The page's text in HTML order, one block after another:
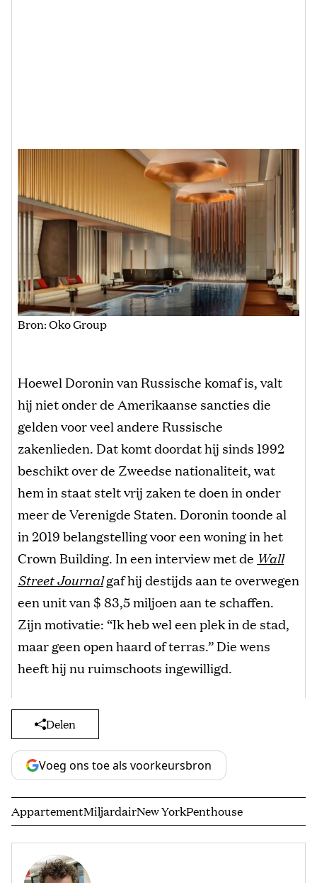
Bron: Oko Group
Hoewel Doronin van Russische komaf is, valt
hij niet onder de Amerikaanse sancties die
gelden voor veel andere Russische
zakenlieden. Dat komt doordat hij sinds 1992
beschikt over de Zweedse nationaliteit, wat
hem in staat stelt vrij zaken te doen in onder
meer de Verenigde Staten. Doronin toonde al
in 2019 belangstelling voor een woning in het
Crown Building. In een interview met de Wall
Street Journalgaf hij destijds aan te overwegen
een unit van $ 83,5 miljoen aan te schaffen.
Zijn motivatie: “Ik heb wel een plek in de stad,
maar geen open haard of terras.” Die wens
heeft hij nu ruimschoots ingewilligd.
Delen
Voeg ons toe als voorkeursbron
AppartementMiljardairNew YorkPenthouse